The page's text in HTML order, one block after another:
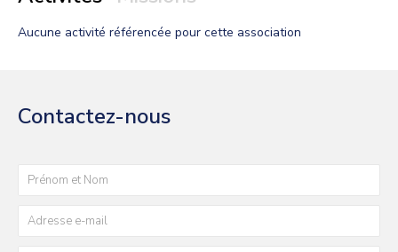
Aucune activité référencée pour cette association
Contactez-nous